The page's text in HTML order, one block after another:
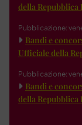
della Repubblica
Pubblicazione:
Bandi e
Ufficiale della
Pubblicazione:
Bandi e
della Repubblica